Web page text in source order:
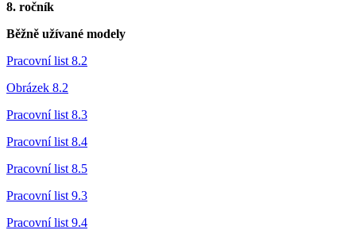
8. ročník
Běžně užívané modely
Pracovní list 8.2
Obrázek 8.2
Pracovní list 8.3
Pracovní list 8.4
Pracovní list 8.5
Pracovní list 9.3
Pracovní list 9.4